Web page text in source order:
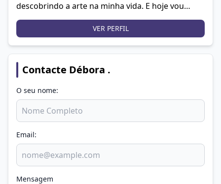
descobrindo a arte na minha vida. E hoje vou
colorindo a vida com aquarela, acrílico e grafite.
VER PERFIL
Contacte Débora .
O seu nome:
Email:
Mensagem